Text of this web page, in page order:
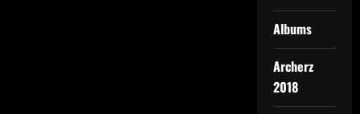
Albums
Archerz
2018